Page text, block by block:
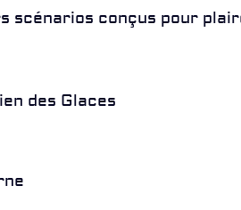
scénarios conçus pour
des Glaces